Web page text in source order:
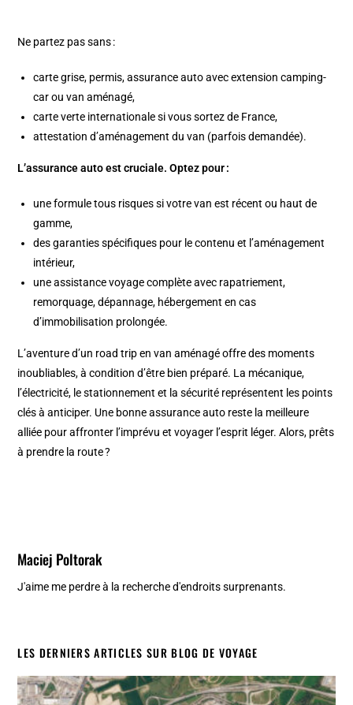
Ne partez pas sans :
carte grise, permis, assurance auto avec extension camping-
car ou van aménagé,
carte verte internationale si vous sortez de France,
attestation d’aménagement du van (parfois demandée).
L’assurance auto est cruciale. Optez pour :
une formule tous risques si votre van est récent ou haut de
gamme,
des garanties spécifiques pour le contenu et l’aménagement
intérieur,
une assistance voyage complète avec rapatriement,
remorquage, dépannage, hébergement en cas
d’immobilisation prolongée.
L’aventure d’un road trip en van aménagé offre des moments
inoubliables, à condition d’être bien préparé. La mécanique,
l’électricité, le stationnement et la sécurité représentent les points
clés à anticiper. Une bonne assurance auto reste la meilleure
alliée pour affronter l’imprévu et voyager l’esprit léger. Alors, prêts
à prendre la route ?
Maciej Poltorak
J'aime me perdre à la recherche d'endroits surprenants.
LES DERNIERS ARTICLES SUR BLOG DE VOYAGE